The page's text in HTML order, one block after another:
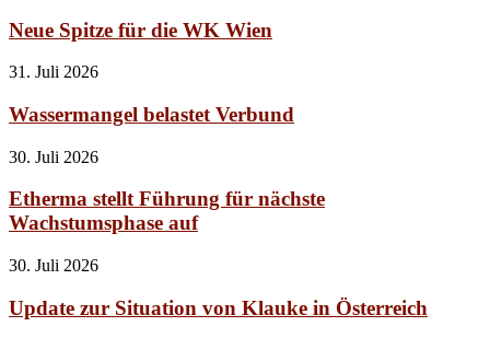
Neue Spitze für die WK Wien
31. Juli 2026
Wassermangel belastet Verbund
30. Juli 2026
Etherma stellt Führung für nächste
Wachstumsphase auf
30. Juli 2026
Update zur Situation von Klauke in Österreich